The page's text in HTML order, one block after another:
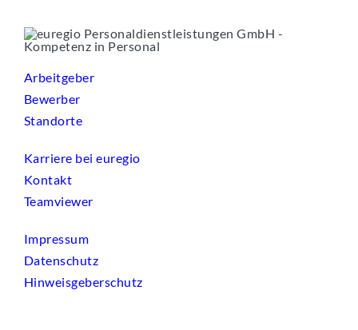
Arbeitgeber
Bewerber
Standorte
Karriere bei euregio
Kontakt
Teamviewer
Impressum
Datenschutz
Hinweisgeberschutz